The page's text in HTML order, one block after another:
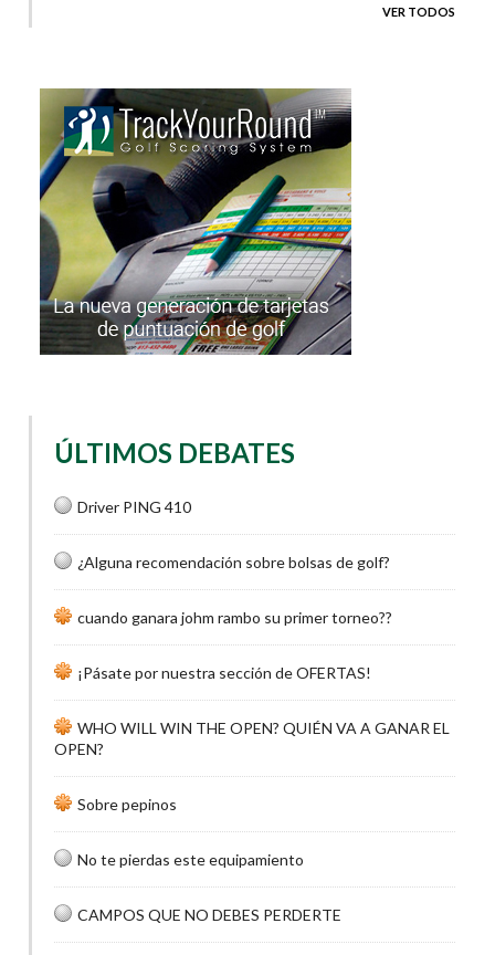
VER TODOS
ÚLTIMOS DEBATES
Driver PING 410
¿Alguna recomendación sobre bolsas de golf?
cuando ganara johm rambo su primer torneo??
¡Pásate por nuestra sección de OFERTAS!
WHO WILL WIN THE OPEN? QUIÉN VA A GANAR EL
OPEN?
Sobre pepinos
No te pierdas este equipamiento
CAMPOS QUE NO DEBES PERDERTE